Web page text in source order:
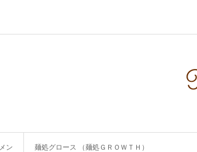
ン 麺処グロース （麺処ＧＲＯＷＴＨ）